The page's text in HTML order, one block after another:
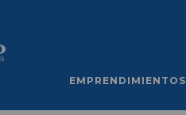
EMPRENDIMIENTOS